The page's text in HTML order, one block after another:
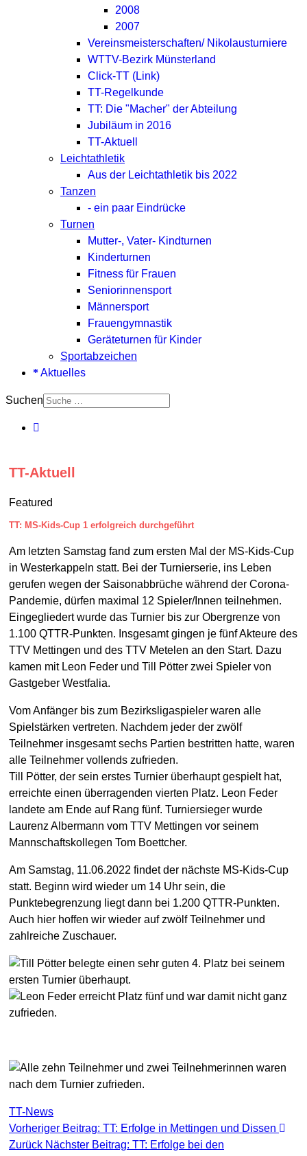
2008
2007
Vereinsmeisterschaften/ Nikolausturniere
WTTV-Bezirk Münsterland
Click-TT (Link)
TT-Regelkunde
TT: Die "Macher" der Abteilung
Jubiläum in 2016
TT-Aktuell
Leichtathletik
Aus der Leichtathletik bis 2022
Tanzen
- ein paar Eindrücke
Turnen
Mutter-, Vater- Kindturnen
Kinderturnen
Fitness für Frauen
Seniorinnensport
Männersport
Frauengymnastik
Geräteturnen für Kinder
Sportabzeichen
Aktuelles
Suchen
TT-Aktuell
Featured
TT: MS-Kids-Cup 1 erfolgreich durchgeführt
Am letzten Samstag fand zum ersten Mal der MS-Kids-Cup
in Westerkappeln statt. Bei der Turnierserie, ins Leben
gerufen wegen der Saisonabbrüche während der Corona-
Pandemie, dürfen maximal 12 Spieler/Innen teilnehmen.
Eingegliedert wurde das Turnier bis zur Obergrenze von
1.100 QTTR-Punkten. Insgesamt gingen je fünf Akteure des
TTV Mettingen und des TTV Metelen an den Start. Dazu
kamen mit Leon Feder und Till Pötter zwei Spieler von
Gastgeber Westfalia.
Vom Anfänger bis zum Bezirksligaspieler waren alle
Spielstärken vertreten. Nachdem jeder der zwölf
Teilnehmer insgesamt sechs Partien bestritten hatte, waren
alle Teilnehmer vollends zufrieden.
Till Pötter, der sein erstes Turnier überhaupt gespielt hat,
erreichte einen überragenden vierten Platz. Leon Feder
landete am Ende auf Rang fünf. Turniersieger wurde
Laurenz Albermann vom TTV Mettingen vor seinem
Mannschaftskollegen Tom Boettcher.
Am Samstag, 11.06.2022 findet der nächste MS-Kids-Cup
statt. Beginn wird wieder um 14 Uhr sein, die
Punktebegrenzung liegt dann bei 1.200 QTTR-Punkten.
Auch hier hoffen wir wieder auf zwölf Teilnehmer und
zahlreiche Zuschauer.
TT-News
Vorheriger Beitrag: TT: Erfolge in Mettingen und Dissen
Zurück Nächster Beitrag: TT: Erfolge bei den